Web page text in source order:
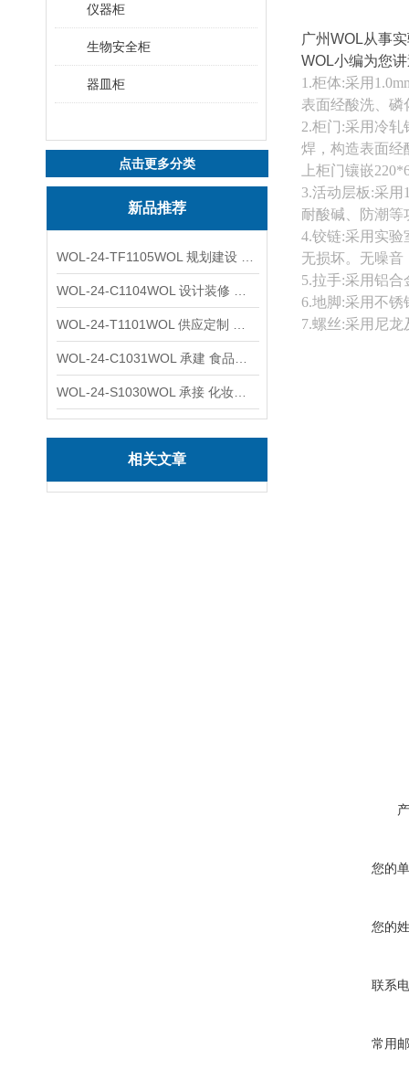
仪器柜
生物安全柜
器皿柜
点击更多分类
新品推荐
相关文章
广州WOL从事
WOL小编为您
1.柜体:采用
表面经酸洗、磷
2.柜门:采用冷
焊，构造表面经
上柜门镶嵌
3.活动层板:采
耐酸碱、防潮等
4.铰链:采用实
无损坏。无噪音
5.拉手:采用铝
6.地脚:采用不锈
7.螺丝:采用尼
您的
您的
联系
常用